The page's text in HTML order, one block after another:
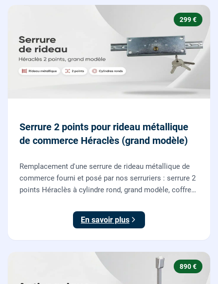
299 €
Serrure 2 points pour rideau métallique
de commerce Héraclès (grand modèle)
Remplacement d'une serrure de rideau métallique de
commerce fourni et posé par nos serruriers : serrure 2
points Héraclès à cylindre rond, grand modèle, coffre
des deux points de verrouillage.
En savoir plus
890 €